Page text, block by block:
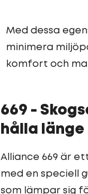
Med dessa
minimera
komfort och
669 -
hålla länge
Alliance 669 är
med en speciell
som lämpar sig